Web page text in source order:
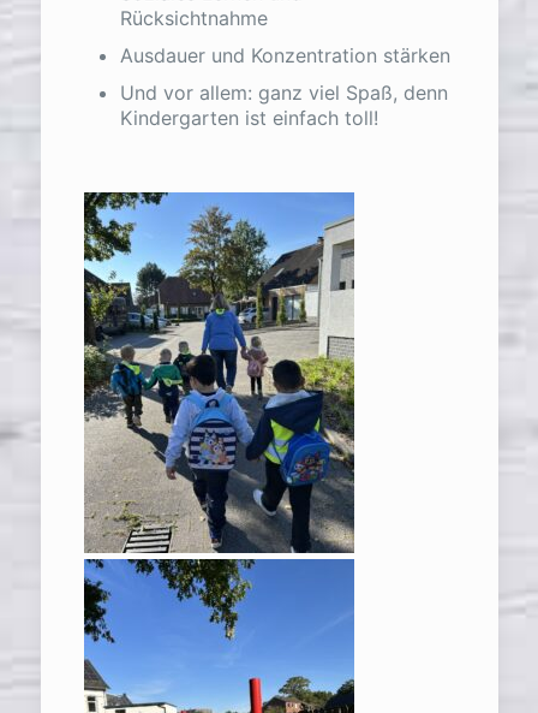
Rücksichtnahme
Ausdauer und Konzentration stärken
Und vor allem: ganz viel Spaß, denn
Kindergarten ist einfach toll!